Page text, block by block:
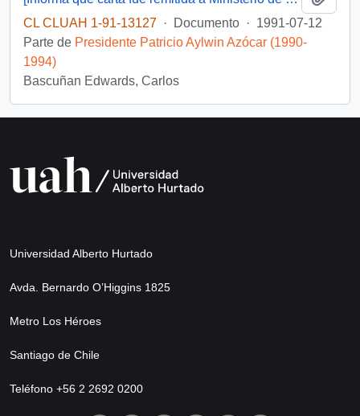
CL CLUAH 1-91-13127 · Documento · 1991-07-12
Parte de Presidente Patricio Aylwin Azócar (1990-
1994)
Bascuñan Edwards, Carlos
Universidad Alberto Hurtado
Avda. Bernardo O’Higgins 1825
Metro Los Héroes
Santiago de Chile
Teléfono +56 2 2692 0200